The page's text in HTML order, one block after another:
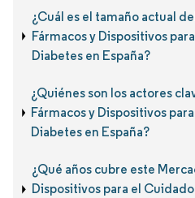
¿Cuál es el tamaño actual
Fármacos y Dispositivos
Diabetes en España?
¿Quiénes son los actores
Fármacos y Dispositivos
Diabetes en España?
¿Qué años cubre este
Dispositivos para el